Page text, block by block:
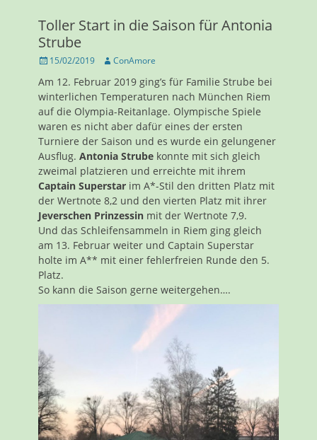
Toller Start in die Saison für Antonia
Strube
Veröffentlicht
15/02/2019 AutorConAmore
Am 12. Februar 2019 ging’s für Familie Strube bei
winterlichen Temperaturen nach München Riem
auf die Olympia-Reitanlage. Olympische Spiele
waren es nicht aber dafür eines der ersten
Turniere der Saison und es wurde ein gelungener
Ausflug. Antonia Strube konnte mit sich gleich
zweimal platzieren und erreichte mit ihrem
Captain Superstar im A*-Stil den dritten Platz mit
der Wertnote 8,2 und den vierten Platz mit ihrer
Jeverschen Prinzessin mit der Wertnote 7,9.
Und das Schleifensammeln in Riem ging gleich
am 13. Februar weiter und Captain Superstar
holte im A** mit einer fehlerfreien Runde den 5.
Platz.
So kann die Saison gerne weitergehen….